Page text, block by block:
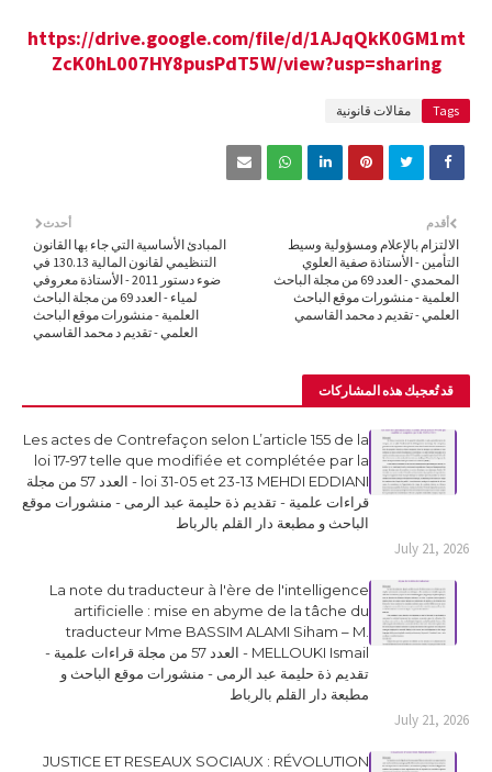
https://drive.google.com/file/d/1AJqQkK0GM1mt
ZcK0hL007HY8pusPdT5W/view?usp=sharing
Tags مقالات قانونية
أحدث
المبادئ الأساسية التي جاء بها القانون
التنظيمي لقانون المالية 130.13 في
ضوء دستور 2011 - الأستاذة معروفي
لمياء - العدد 69 من مجلة الباحث
العلمية - منشورات موقع الباحث
العلمي - تقديم د محمد القاسمي
أقدم
الالتزام بالإعلام ومسؤولية وسيط
التأمين - الأستاذة صفية العلوي
المحمدي - العدد 69 من مجلة الباحث
العلمية - منشورات موقع الباحث
العلمي - تقديم د محمد القاسمي
قد تُعجبك هذه المشاركات
Les actes de Contrefaçon selon L’article 155 de la
loi 17-97 telle que modifiée et complétée par la
loi 31-05 et 23-13 MEHDI EDDIANI - العدد 57 من مجلة
قراءات علمية - تقديم ذة حليمة عبد الرمى - منشورات موقع
الباحث و مطبعة دار القلم بالرباط
July 21, 2026
La note du traducteur à l'ère de l'intelligence
artificielle : mise en abyme de la tâche du
traducteur Mme BASSIM ALAMI Siham – M.
MELLOUKI Ismail - العدد 57 من مجلة قراءات علمية -
تقديم ذة حليمة عبد الرمى - منشورات موقع الباحث و
مطبعة دار القلم بالرباط
July 21, 2026
JUSTICE ET RESEAUX SOCIAUX : RÉVOLUTION